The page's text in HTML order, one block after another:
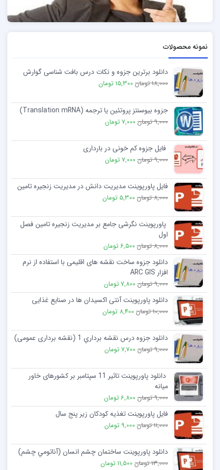
نمونه محصولات
دانلود برترین جزوه و نکات درس بافت شناسی گوارش
18,000 تومان 15,300 تومان
جزوه بيوسنتز پروتئين يا ترجمه (Translation mRNA)
9,000 تومان 7,000 تومان
فایل جزوه کم خونی در بارداری
9,000 تومان 7,000 تومان
فایل پاورپوینت مدیریت دانش در مدیریت زنجیره تامین
8,000 تومان 5,300 تومان
پاورپوینت نگرشی جامع بر مدیریت زنجیره تامین فصل
اول
8,000 تومان 6,500 تومان
دانلود جزوه ساخت نقشه های اقلیمی با استفاده از نرم
افزار ARC GIS
9,000 تومان 7,800 تومان
دانلود پاورپوینت آنتی اکسیدان ها در صنایع غذایی
10,000 تومان 8,400 تومان
دانلود جزوه درس نقشه برداري 1 (نقشه برداری عمومی)
9,000 تومان 7,700 تومان
دانلود پاورپوینت تاثیر 11 سپتامبر بر کشورهای خاور
میانه
9,000 تومان 6,800 تومان
فایل پاورپوینت تغذیه کودکان زیر پنج سال
11,000 تومان 9,000 تومان
دانلود پاورپوینت ساختمان چشم انسان (آناتومي چشم)
13,000 تومان 11,500 تومان